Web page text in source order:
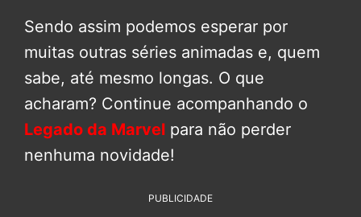
Sendo assim podemos esperar por
muitas outras séries animadas e, quem
sabe, até mesmo longas. O que
acharam? Continue acompanhando o
Legado da Marvel para não perder
nenhuma novidade!
PUBLICIDADE